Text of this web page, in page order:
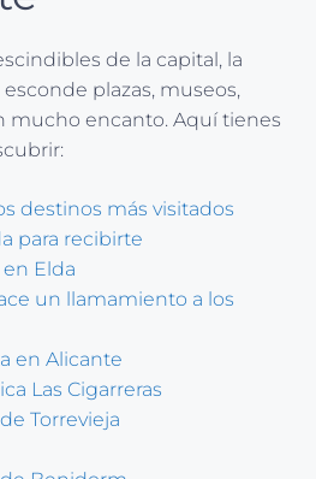
de la capital, la
plazas, museos,
mucho encanto. Aquí tienes
destinos más visitados
para recibirte
en Elda
un llamamiento a los
en Alicante
Las Cigarreras
Torrevieja